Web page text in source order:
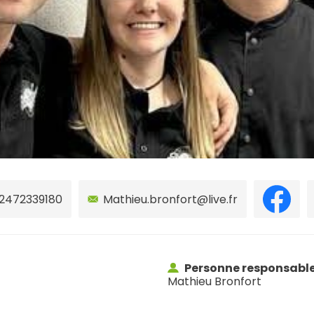
Mathieu.bronfort@live.fr
Personne
Mathieu Bronfort